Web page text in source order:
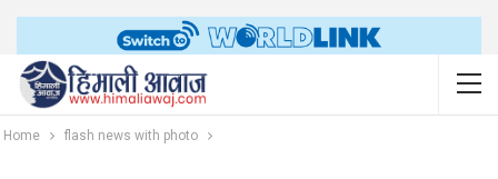
Home flash news with photo